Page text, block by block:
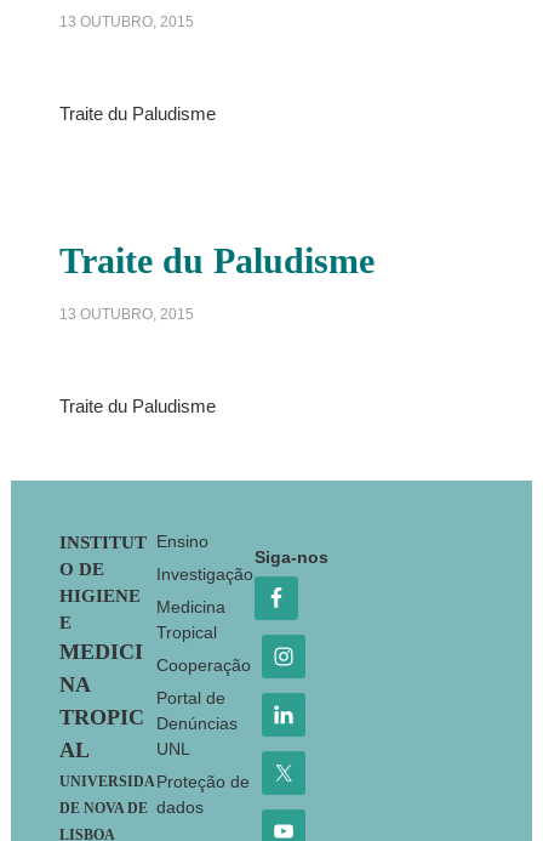
13 OUTUBRO, 2015
Traite du Paludisme
Traite du Paludisme
13 OUTUBRO, 2015
Traite du Paludisme
Footer
INSTITUT
O DE
HIGIENE
E
MEDICI
NA
TROPIC
AL
UNIVERSIDA
DE NOVA DE
LISBOA
Ensino
Investigação
Medicina
Tropical
Cooperação
Portal de
Denúncias
UNL
Proteção de
dados
Siga-nos